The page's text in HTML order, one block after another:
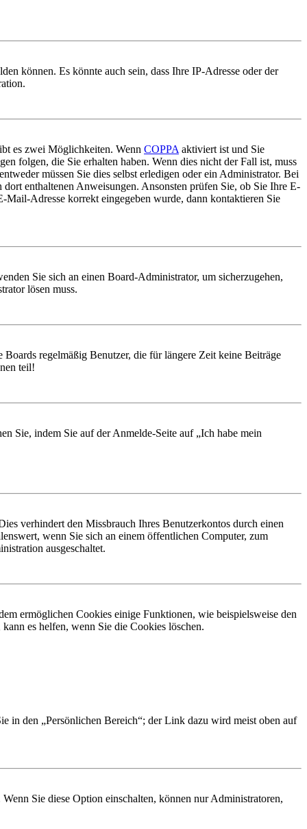
können. Es könnte auch sein, dass Ihre IP-Adresse oder der
es zwei Möglichkeiten. Wenn COPPA aktiviert ist und Sie
folgen, die Sie erhalten haben. Wenn dies nicht der Fall ist, muss
müssen Sie dies selbst erledigen oder ein Administrator. Bei
enthaltenen Anweisungen. Ansonsten prüfen Sie, ob Sie Ihre E-
Adresse korrekt eingegeben wurde, dann kontaktieren Sie
Sie sich an einen Board-Administrator, um sicherzugehen,
lösen muss.
regelmäßig Benutzer, die für längere Zeit keine Beiträge
teil!
Sie, indem Sie auf der Anmelde-Seite auf „Ich habe mein
verhindert den Missbrauch Ihres Benutzerkontos durch einen
wenn Sie sich an einem öffentlichen Computer, zum
ausgeschaltet.
ermöglichen Cookies einige Funktionen, wie beispielsweise den
es helfen, wenn Sie die Cookies löschen.
in den „Persönlichen Bereich“; der Link dazu wird meist oben auf
Sie diese Option einschalten, können nur Administratoren,